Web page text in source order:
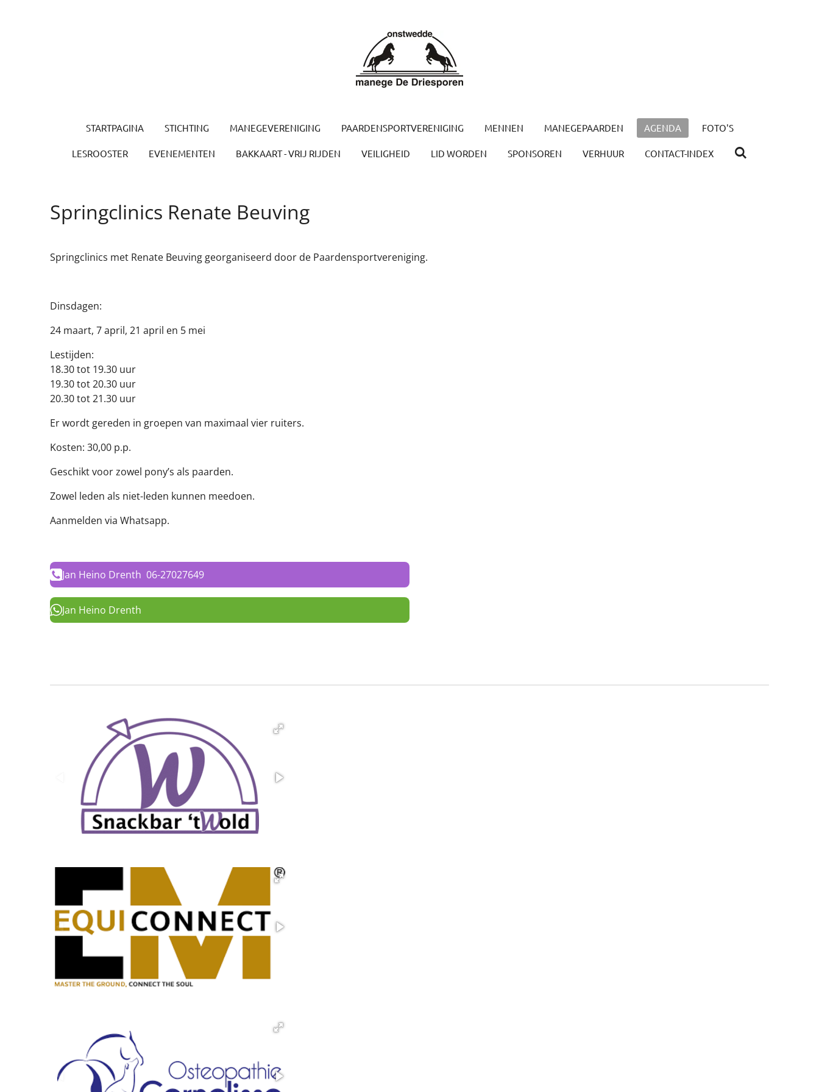
STARTPAGINA STICHTING MANEGEVERENIGING PAARDENSPORTVERENIGING MENNEN MANEGEPAARDEN AGENDA FOTO'S
LESROOSTER EVENEMENTEN BAKKAART - VRIJ RIJDEN VEILIGHEID LID WORDEN SPONSOREN VERHUUR CONTACT-INDEX
Springclinics Renate Beuving
Springclinics met Renate Beuving georganiseerd door de Paardensportvereniging.
Dinsdagen:
24 maart, 7 april, 21 april en 5 mei
Lestijden:
18.30 tot 19.30 uur
19.30 tot 20.30 uur
20.30 tot 21.30 uur
Er wordt gereden in groepen van maximaal vier ruiters.
Kosten: 30,00 p.p.
Geschikt voor zowel pony’s als paarden.
Zowel leden als niet-leden kunnen meedoen.
Aanmelden via Whatsapp.
Jan Heino Drenth 06-27027649
Jan Heino Drenth